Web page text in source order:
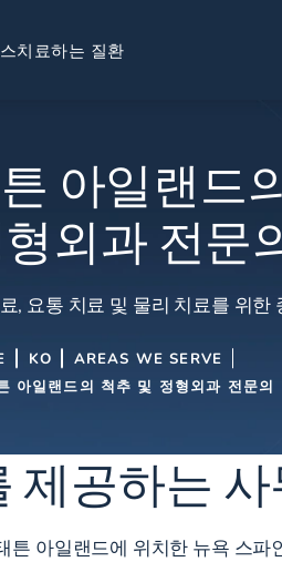
치료하는 질환
아일랜드
외과 전문
, 요통 치료 및 물리 치료를 위한
KO
AREAS WE SERVE
아일랜드의 척추 및 정형외과 전문의
제공하는 사
아일랜드에 위치한 뉴욕 스